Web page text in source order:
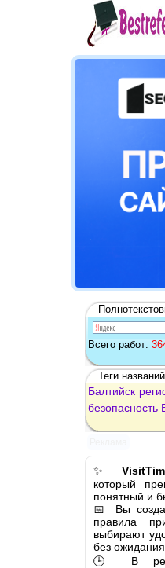
Всего работ:
Теги названий
Балтийск
безопасность
✨
который
понятный и
📅 Вы
правила
выбирают
без ожидания
🕒 В